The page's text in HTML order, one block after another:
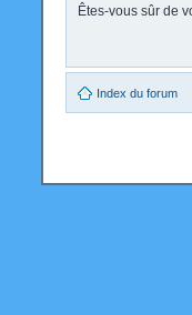
Êtes-vous sûr de
Index du forum